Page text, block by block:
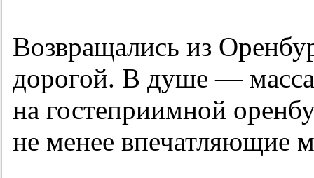
Возвращались из
дорогой. В душе — масса
на гостеприимной
не менее впечатляющие